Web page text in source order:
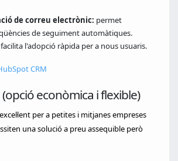
de correu electrònic: permet
de seguiment automàtiques.
facilita l'adopció ràpida per a nous usuaris.
CRM
econòmica i flexible)
per a petites i mitjanes empreses
una solució a preu assequible però